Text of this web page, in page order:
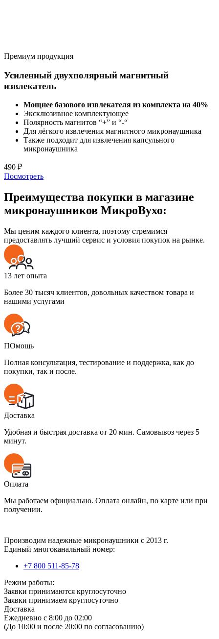
Премиум продукция
Усиленный двухполярный магнитный
извлекатель
Мощнее базового извлекателя из комплекта на 40%
Эксклюзивное комплектующее
Полярность магнитов “+” и “-“
Для лёгкого извлечения магнитного микронаушника
Также подходит для извлечения капсульного
микронаушника
490 ₽
Посмотреть
Преимущества покупки в магазине
микронаушников МикроВухо:
Мы ценим каждого клиента, поэтому стремимся
предоставлять лучший сервис и условия покупок на рынке.
13 лет опыта
Более 30 тысяч клиентов, довольных качеством товара и
нашими услугами
ПОмощь
Полная консультация, тестирование и поддержка, как до
покупки, так и после.
Доставка
Удобная и быстрая доставка от 20 мин. Самовывоз через 5
минут.
Оплата
Мы работаем официально. Оплата онлайн, по карте или при
получении.
Производим надежные микронаушники с 2013 г.
Единый многоканальный номер:
+7 800 511-85-78
Режим работы:
Заявки принимаются круглосуточно
Заявки принимаем круглосуточно
Доставка
Ежедневно с 8:00 до 02:00
(До 10:00 и после 20:00 по согласованию)